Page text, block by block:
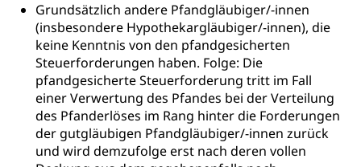
Grundsätzlich andere Pfandgläubiger/-innen
(insbesondere Hypothekargläubiger/-innen), die
keine Kenntnis von den pfandgesicherten
Steuerforderungen haben. Folge: Die
pfandgesicherte Steuerforderung tritt im Fall
einer Verwertung des Pfandes bei der Verteilung
des Pfanderlöses im Rang hinter die Forderungen
der gutgläubigen Pfandgläubiger/-innen zurück
und wird demzufolge erst nach deren vollen